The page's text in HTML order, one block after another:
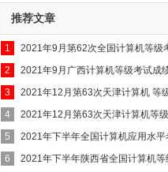
推荐文章
1
2021年9月第62次全国计算机等级
2
2021年9月广西计算机等级考试成
3
2021年12月第63次天津计算机 等
4
2021年12月第63次天津计算机等
5
2021年下半年全国计算机应用水
6
2021年下半年陕西省全国计算机